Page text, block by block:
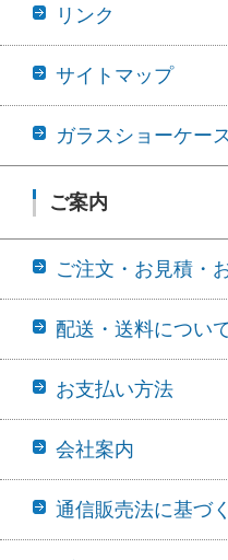
リンク
サイトマップ
ガラスショーケー
ご案内
ご注文・お見積・
配送・送料につい
お支払い方法
会社案内
通信販売法に基づ